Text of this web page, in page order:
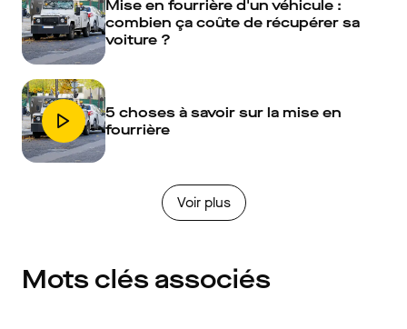
Mise en fourrière d'un véhicule :
combien ça coûte de récupérer sa
voiture ?
5 choses à savoir sur la mise en
fourrière
Voir plus
Mots clés associés